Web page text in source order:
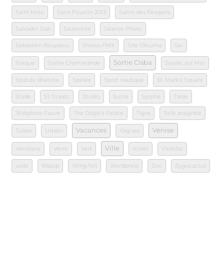
Saint Malo Saint Pourcin 2013 Salins des Pesqiers
Salvador Dali Sauterelle Séance Photo
Sébastien Bouyssou Shows FMX Site Olkuma Ski
Sorque Sortie Chamarande Sortie Cisba Soulac sur Mer
Spatule Blanche Spirale Sport nautique St. Mark's Square
Stade St Tropez Studio Sucre Syrphe Tasse
Téléphore Fauve The Doge's Palace Tigre Toile araignée
Tulipe Urbain Vacances Vagues Venise
Vénitiens Verre Vert Ville Violet Violette
voile Waszp Wing foil Wordpress Zoo Zygocactus